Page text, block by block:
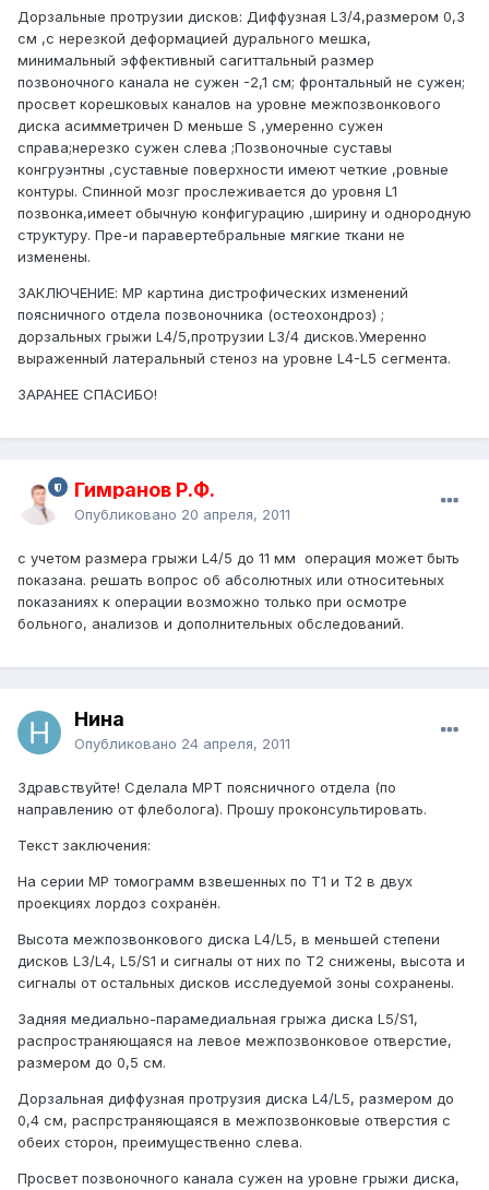
Дорзальные протрузии дисков: Диффузная L3/4,размером 0,3
см ,с нерезкой деформацией дурального мешка,
минимальный эффективный сагиттальный размер
позвоночного канала не сужен -2,1 см; фронтальный не сужен;
просвет корешковых каналов на уровне межпозвонкового
диска асимметричен D меньше S ,умеренно сужен
справа;нерезко сужен слева ;Позвоночные суставы
конгруэнтны ,суставные поверхности имеют четкие ,ровные
контуры. Спинной мозг прослеживается до уровня L1
позвонка,имеет обычную конфигурацию ,ширину и однородную
структуру. Пре-и паравертебральные мягкие ткани не
изменены.
ЗАКЛЮЧЕНИЕ: МР картина дистрофических изменений
поясничного отдела позвоночника (остеохондроз) ;
дорзальных грыжи L4/5,протрузии L3/4 дисков.Умеренно
выраженный латеральный стеноз на уровне L4-L5 сегмента.
ЗАРАНЕЕ СПАСИБО!
Гимранов Р.Ф.
Опубликовано 20 апреля, 2011
с учетом размера грыжи L4/5 до 11 мм операция может быть
показана. решать вопрос об абсолютных или относитеьных
показаниях к операции возможно только при осмотре
больного, анализов и дополнительных обследований.
Нина
Опубликовано 24 апреля, 2011
Здравствуйте! Сделала МРТ поясничного отдела (по
направлению от флеболога). Прошу проконсультировать.
Текст заключения:
На серии МР томограмм взвешенных по Т1 и Т2 в двух
проекциях лордоз сохранён.
Высота межпозвонкового диска L4/L5, в меньшей степени
дисков L3/L4, L5/S1 и сигналы от них по Т2 снижены, высота и
сигналы от остальных дисков исследуемой зоны сохранены.
Задняя медиально-парамедиальная грыжа диска L5/S1,
распространяющаяся на левое межпозвонковое отверстие,
размером до 0,5 см.
Дорзальная диффузная протрузия диска L4/L5, размером до
0,4 см, распрстраняющаяся в межпозвонковые отверстия с
обеих сторон, преимущественно слева.
Просвет позвоночного канала сужен на уровне грыжи диска,